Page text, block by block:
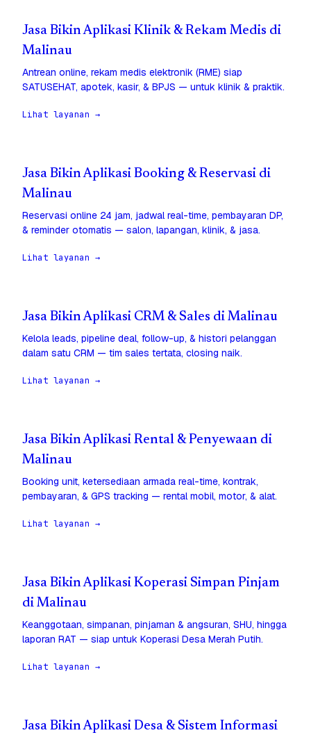
Jasa Bikin Aplikasi Klinik & Rekam Medis di
Malinau
Antrean online, rekam medis elektronik (RME) siap
SATUSEHAT, apotek, kasir, & BPJS — untuk klinik & praktik.
Lihat layanan →
Jasa Bikin Aplikasi Booking & Reservasi di
Malinau
Reservasi online 24 jam, jadwal real-time, pembayaran DP,
& reminder otomatis — salon, lapangan, klinik, & jasa.
Lihat layanan →
Jasa Bikin Aplikasi CRM & Sales di Malinau
Kelola leads, pipeline deal, follow-up, & histori pelanggan
dalam satu CRM — tim sales tertata, closing naik.
Lihat layanan →
Jasa Bikin Aplikasi Rental & Penyewaan di
Malinau
Booking unit, ketersediaan armada real-time, kontrak,
pembayaran, & GPS tracking — rental mobil, motor, & alat.
Lihat layanan →
Jasa Bikin Aplikasi Koperasi Simpan Pinjam
di Malinau
Keanggotaan, simpanan, pinjaman & angsuran, SHU, hingga
laporan RAT — siap untuk Koperasi Desa Merah Putih.
Lihat layanan →
Jasa Bikin Aplikasi Desa & Sistem Informasi